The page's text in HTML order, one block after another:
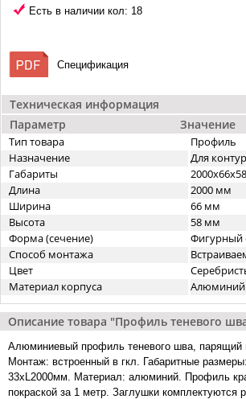
Техническая информация
Параметр
Значение
Тип товара
Профиль
Назначение
Для
Габариты
2000x66x58
Длина
2000 мм
Ширина
66 мм
Высота
58 мм
Форма (сечение)
Фигурный
Способ монтажа
Цвет
Материал корпуса
Алюминий
Есть в наличии кол: 18
Спецификация
Описание товара "Профиль теневого
Алюминиевый профиль теневого шва, парящий
Монтаж: встроенный в гкл. Габаритные
33xL2000мм. Материал: алюминий. Профиль
покраской за 1 метр. Заглушки комплектуются